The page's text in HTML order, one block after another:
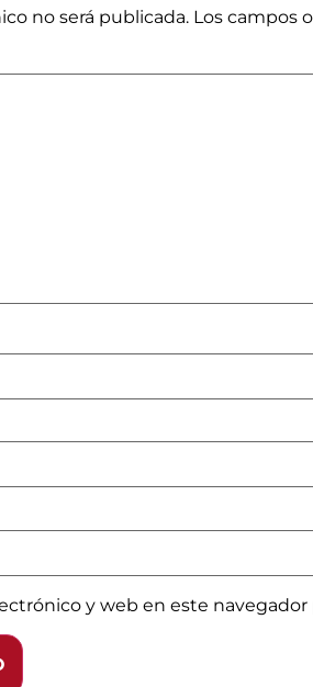
no será publicada. Los campos
y web en este